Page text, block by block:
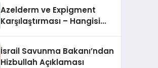
Azelderm ve Expigment
Karşılaştırması – Hangisi
İsrail Savunma Bakanı’ndan
Hizbullah Açıklaması